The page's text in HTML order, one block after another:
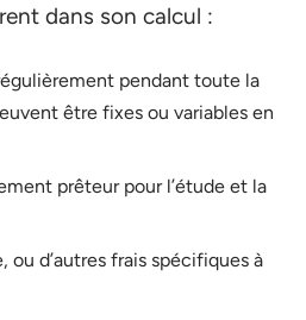
dans son calcul :
pendant toute la
être fixes ou variables en
prêteur pour l’étude et la
d’autres frais spécifiques à